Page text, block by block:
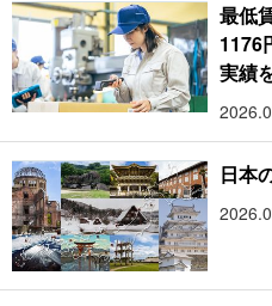
最低
1176
実績
日本